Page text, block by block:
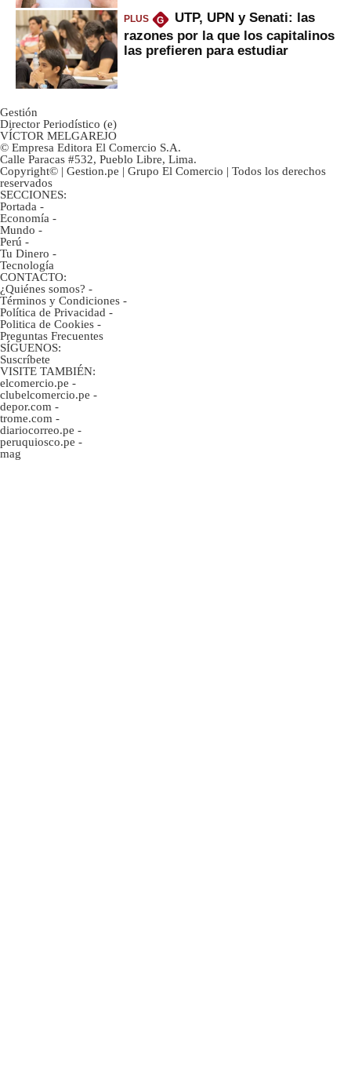
PLUS G
UTP, UPN y Senati: las
razones por la que los capitalinos
las prefieren para estudiar
Gestión
Director Periodístico (e)
VÍCTOR MELGAREJO
© Empresa Editora El Comercio S.A.
Calle Paracas #532, Pueblo Libre, Lima.
Copyright© | Gestion.pe | Grupo El Comercio | Todos los derechos
reservados
SECCIONES:
Portada -
Economía -
Mundo -
Perú -
Tu Dinero -
Tecnología
CONTACTO:
¿Quiénes somos? -
Términos y Condiciones -
Política de Privacidad -
Politica de Cookies -
Preguntas Frecuentes
SÍGUENOS:
Suscríbete
VISITE TAMBIÉN:
elcomercio.pe -
clubelcomercio.pe -
depor.com -
trome.com -
diariocorreo.pe -
peruquiosco.pe -
mag